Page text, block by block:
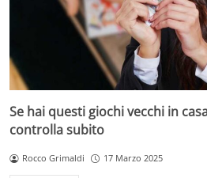
Se hai questi giochi vecchi in
controlla subito
Rocco Grimaldi 17 Marzo 2025